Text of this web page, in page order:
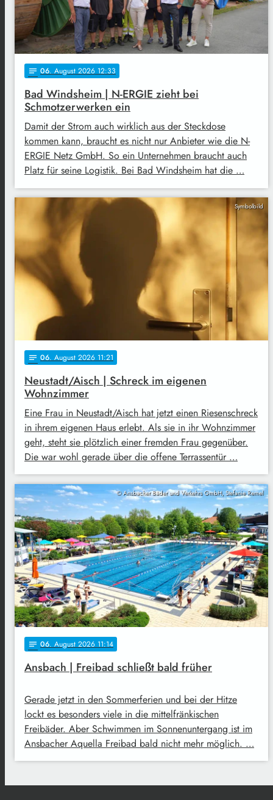
notes 06. August 2026 12:33
Bad Windsheim | N-ERGIE zieht bei
Schmotzerwerken ein
Damit der Strom auch wirklich aus der Steckdose
kommen kann, braucht es nicht nur Anbieter wie die N-
ERGIE Netz GmbH. So ein Unternehmen braucht auch
Platz für seine Logistik. Bei Bad Windsheim hat die …
Symbolbild
notes 06. August 2026 11:21
Neustadt/Aisch | Schreck im eigenen
Wohnzimmer
Eine Frau in Neustadt/Aisch hat jetzt einen Riesenschreck
in ihrem eigenen Haus erlebt. Als sie in ihr Wohnzimmer
geht, steht sie plötzlich einer fremden Frau gegenüber.
Die war wohl gerade über die offene Terrassentür …
© Ansbacher Bäder und Verkehrs GmbH, Stefanie Remel
notes 06. August 2026 11:14
Ansbach | Freibad schließt bald früher
Gerade jetzt in den Sommerferien und bei der Hitze
lockt es besonders viele in die mittelfränkischen
Freibäder. Aber Schwimmen im Sonnenuntergang ist im
Ansbacher Aquella Freibad bald nicht mehr möglich. …